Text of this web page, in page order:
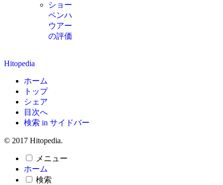
ショー
ペンハ
ウアー
の評価
Hitopedia
ホーム
トップ
シェア
目次へ
検索 in サイドバー
© 2017 Hitopedia.
メニュー
ホーム
検索